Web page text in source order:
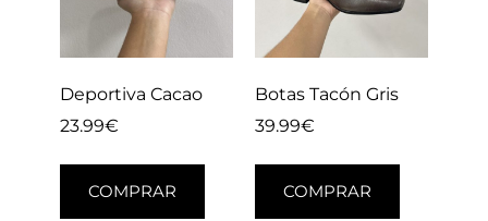
Deportiva Cacao
23.99€
COMPRAR
Botas Tacón Gris
39.99€
COMPRAR